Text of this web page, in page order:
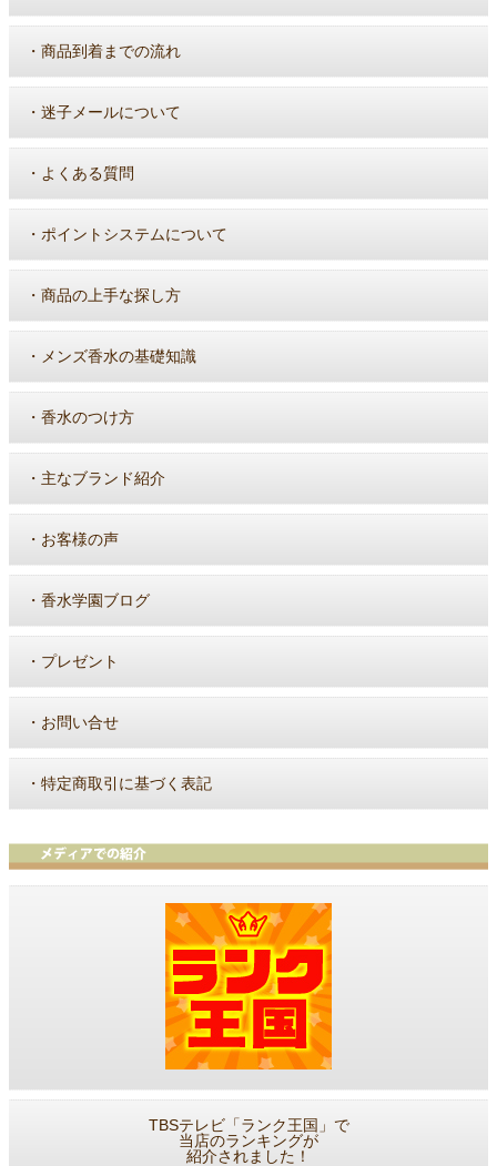
・ 商品到着までの流れ
・ 迷子メールについて
・ よくある質問
・ ポイントシステムについて
・ 商品の上手な探し方
・ メンズ香水の基礎知識
・ 香水のつけ方
・ 主なブランド紹介
・ お客様の声
・ 香水学園ブログ
・ プレゼント
・ お問い合せ
・ 特定商取引に基づく表記
TBSテレビ「ランク王国」で
当店のランキングが
紹介されました！